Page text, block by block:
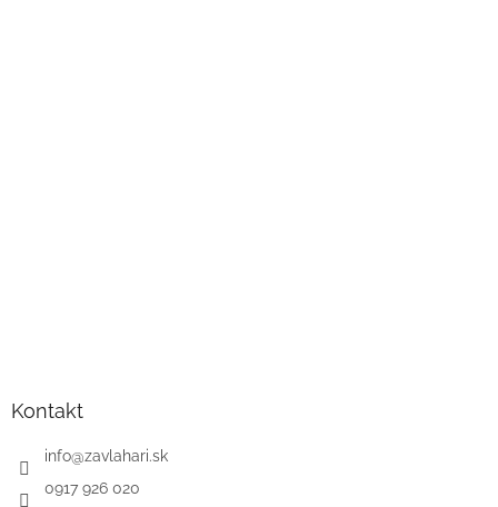
Kontakt
info@zavlahari.sk
0917 926 020